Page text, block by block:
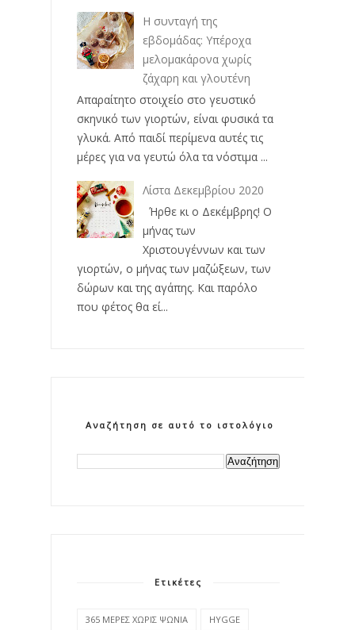
Η συνταγή της
εβδομάδας: Υπέροχα
μελομακάρονα χωρίς
ζάχαρη και γλουτένη
Απαραίτητο στοιχείο στο γευστικό
σκηνικό των γιορτών, είναι φυσικά τα
γλυκά. Από παιδί περίμενα αυτές τις
μέρες για να γευτώ όλα τα νόστιμα ...
Λίστα Δεκεμβρίου 2020
Ήρθε κι ο Δεκέμβρης! Ο
μήνας των
Χριστουγέννων και των
γιορτών, ο μήνας των μαζώξεων, των
δώρων και της αγάπης. Και παρόλο
που φέτος θα εί...
Αναζήτηση σε αυτό το ιστολόγιο
Ετικέτες
365 ΜΕΡΕΣ ΧΩΡΙΣ ΨΩΝΙΑ HYGGE